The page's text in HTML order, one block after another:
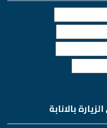
بالانابة